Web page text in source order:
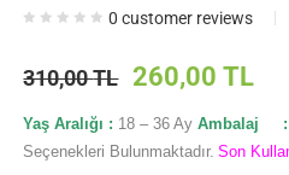
0 customer reviews
310,00TL 260,00TL
Yaş Aralığı : 18– 36 AyAmbalaj :
Seçenekleri Bulunmaktadır. Son